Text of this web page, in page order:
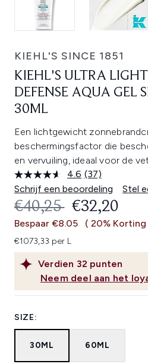
KIEHL'S SINCE 1851
KIEHL'S ULTRA
DEFENSE AQUA GEL
30ML
Een lichtgewicht
beschermingsfactor die
en vervuiling, ideaal voor de
4.6 Lees
37
beoordelingen.
Dezelfde
paginalink.
(37)
Schrijf een beoordeling
Stel
Verdien 32 punten
Neem deel aan het
RECOMMENDED
€40,25 HUIDIGE
€32,20
Bespaar €8.05 ( 20% Korting
€1073,33 per L
SIZE:
30ML 60ML